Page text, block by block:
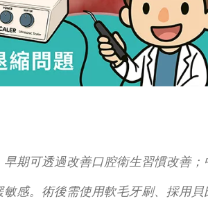
期可透過改善口腔衛生習慣改善；
感。術後需使用軟毛牙刷、採用貝